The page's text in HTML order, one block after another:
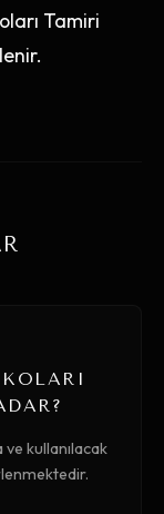
Tamiri
kullanılacak